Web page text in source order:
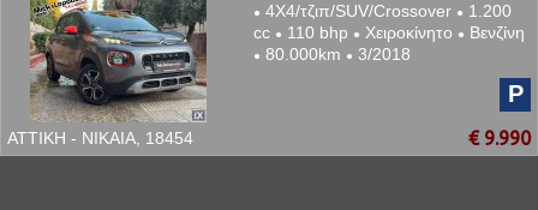
● 4Χ4/τζιπ/SUV/Crossover ● 1.200
cc ● 110 bhp ● Χειροκίνητο ● Βενζίνη
● 80.000km ● 3/2018
P
ΑΤΤΙΚΗ - ΝΙΚΑΙΑ, 18454 € 9.990